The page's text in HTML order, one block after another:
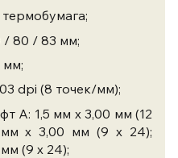
/ 80 / 83 мм;
мм;
dpi (8 точек/мм);
А: 1,5 мм х 3,00 мм (12
х 3,00 мм (9 х 24);
(9 х 24);